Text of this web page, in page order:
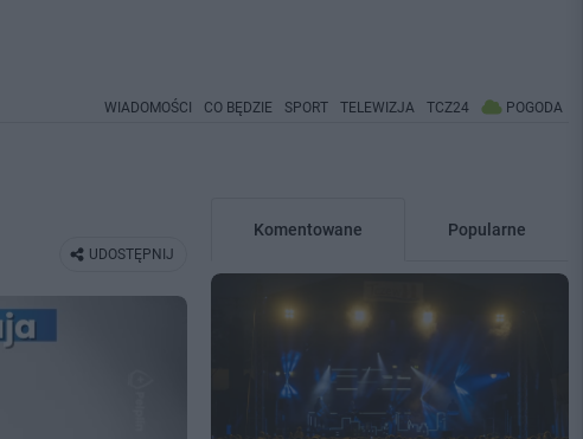
WIADOMOŚCI CO BĘDZIE SPORT TELEWIZJA TCZ24 POGODA
UDOSTĘPNIJ
Komentowane Popularne